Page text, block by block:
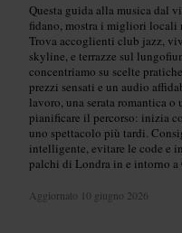
Questa guida alla musica dal
fidano, mostra i migliori locali
Trova accoglienti club jazz,
skyline, e terrazze sul
concentriamo su scelte
prezzi sensati e un audio
lavoro, una serata romantica
pianificare il percorso: inizia
uno spettacolo più tardi.
intelligente, evitare le code e
palchi di Londra in e intorno a
Aggiornato 10 giugno 2026